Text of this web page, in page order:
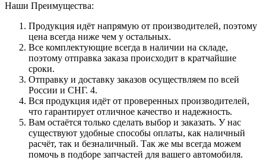
Наши Преимущества:
Продукция идёт напрямую от производителей, поэтому
цена всегда ниже чем у остальных.
Все комплектующие всегда в наличии на складе,
поэтому отправка заказа происходит в кратчайшие
сроки.
Отправку и доставку заказов осуществляем по всей
России и СНГ. 4.
Вся продукция идёт от проверенных производителей,
что гарантирует отличное качество и надежность.
Вам остаётся только сделать выбор и заказать. У нас
существуют удобные способы оплаты, как наличный
расчёт, так и безналичный. Так же мы всегда можем
помочь в подборе запчастей для вашего автомобиля.